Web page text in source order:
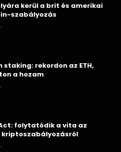
kerül a brit és amerikai
szabályozás
staking: rekordon az ETH,
a hozam
Act: folytatódik a vita az
kriptoszabályozásról